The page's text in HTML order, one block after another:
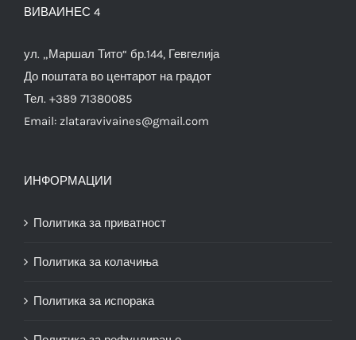
ВИВАИНЕС 4
ул. „Маршал Тито“ бр.144, Гевгелија
До поштата во центарот на градот
Тел. +389 71380085
Email: zlataravivaines@gmail.com
ИНФОРМАЦИИ
Политика за приватност
Политика за колачиња
Политика за испорака